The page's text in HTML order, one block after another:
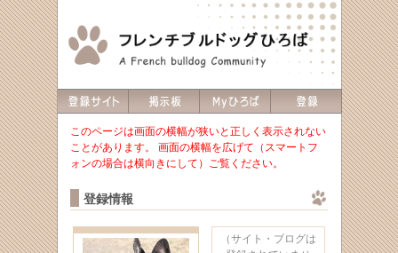
このページは画面の横幅が狭いと正しく表示されない
ことがあります。 画面の横幅を広げて（スマートフ
ォンの場合は横向きにして）ご覧ください。
登録情報
（サイト・ブログは